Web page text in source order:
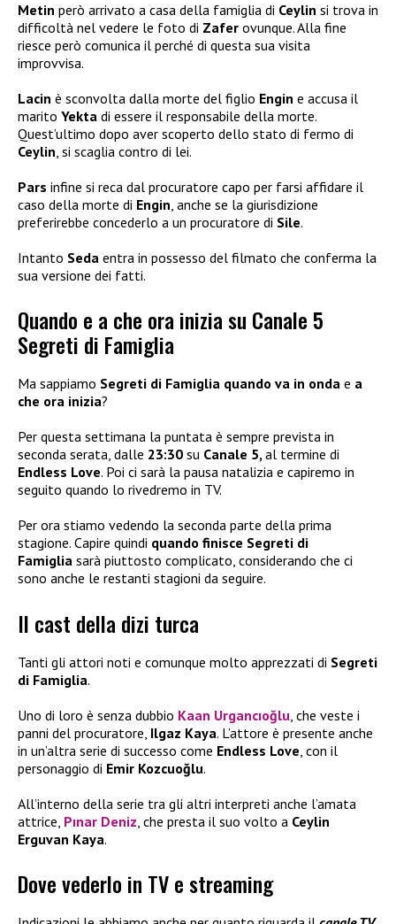
Metin però arrivato a casa della famiglia di Ceylin si trova in
difficoltà nel vedere le foto di Zafer ovunque. Alla fine
riesce però comunica il perché di questa sua visita
improvvisa.
Lacin è sconvolta dalla morte del figlio Engin e accusa il
marito Yekta di essere il responsabile della morte.
Quest’ultimo dopo aver scoperto dello stato di fermo di
Ceylin, si scaglia contro di lei.
Pars infine si reca dal procuratore capo per farsi affidare il
caso della morte di Engin, anche se la giurisdizione
preferirebbe concederlo a un procuratore di Sile.
Intanto Seda entra in possesso del filmato che conferma la
sua versione dei fatti.
Quando e a che ora inizia su Canale 5
Segreti di Famiglia
Ma sappiamo Segreti di Famiglia quando va in onda e a
che ora inizia?
Per questa settimana la puntata è sempre prevista in
seconda serata, dalle 23:30 su Canale 5,al termine di
Endless Love. Poi ci sarà la pausa natalizia e capiremo in
seguito quando lo rivedremo in TV.
Per ora stiamo vedendo la seconda parte della prima
stagione. Capire quindi quando finisce Segreti di
Famiglia sarà piuttosto complicato, considerando che ci
sono anche le restanti stagioni da seguire.
Il cast della dizi turca
Tanti gli attori noti e comunque molto apprezzati di Segreti
di Famiglia.
Uno di loro è senza dubbio Kaan Urgancıoğlu , che veste i
panni del procuratore, Ilgaz Kaya. L’attore è presente anche
in un’altra serie di successo come Endless Love , con il
personaggio di Emir Kozcuoğlu.
All’interno della serie tra gli altri interpreti anche l’amata
attrice, Pınar Deniz , che presta il suo volto a Ceylin
Erguvan Kaya.
Dove vederlo in TV e streaming